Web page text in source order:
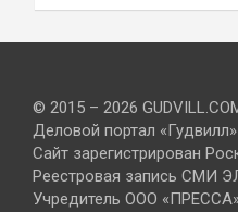
© 2015 – 2026
Деловой портал «Гудвилл»
Сайт зарегистрирован
Реестровая запись СМИ
Учредитель ООО